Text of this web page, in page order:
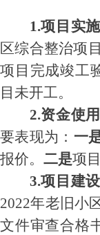
1.项目实施
区综合整治项
项目完成竣工
目未开工。
2.资金使
要表现为： 一
报价。 二是项
3.项目建
2022年老旧小
文件审查合格